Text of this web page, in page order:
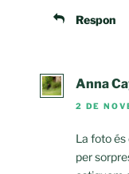
Respon
Anna
2 DE
La foto és
per